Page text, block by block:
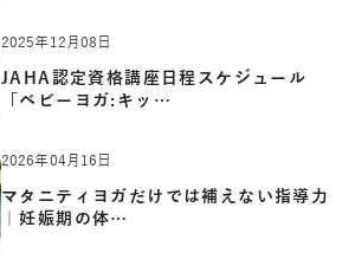
2025年12月08日
JAHA認定資格講座日程スケジュール
「ベビーヨガ:キッ…
2026年04月16日
マタニティヨガだけでは補えない指導力
｜妊娠期の体…